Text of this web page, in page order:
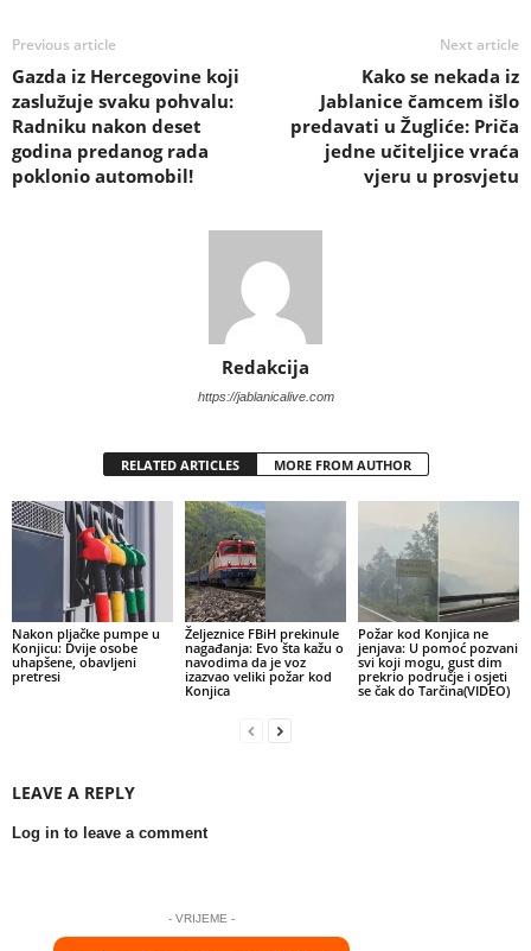
Previous article
Gazda iz Hercegovine koji
zaslužuje svaku pohvalu:
Radniku nakon deset
godina predanog rada
poklonio automobil!
Next article
Kako se nekada iz
Jablanice čamcem išlo
predavati u Žugliće: Priča
jedne učiteljice vraća
vjeru u prosvjetu
Redakcija
https://jablanicalive.com
RELATED ARTICLES MORE FROM AUTHOR
Nakon pljačke pumpe u
Konjicu: Dvije osobe
uhapšene, obavljeni
pretresi
Željeznice FBiH prekinule
nagađanja: Evo šta kažu o
navodima da je voz
izazvao veliki požar kod
Konjica
Požar kod Konjica ne
jenjava: U pomoć pozvani
svi koji mogu, gust dim
prekrio područje i osjeti
se čak do Tarčina(VIDEO)
LEAVE A REPLY
Log in to leave a comment
- VRIJEME -